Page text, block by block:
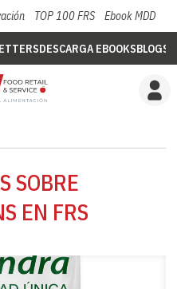
TOP 100 FRS Ebook MDD
DESCARGA EBOOKSBLOGS
SOBRE
EN FRS